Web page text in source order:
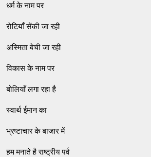
धर्म के नाम पर
रोटियाँ सेंकी जा रही
अस्मिता बेची जा रही
विकास के नाम पर
बोलियाँ लगा रहा है
स्वार्थ ईमान का
भ्रष्टाचार के बाजार में
हम मनाते है राष्ट्रीय पर्व